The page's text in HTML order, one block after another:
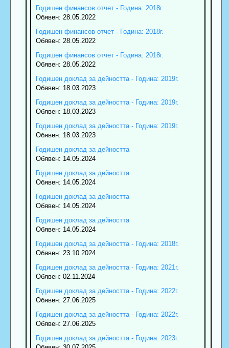
Годишен финансов отчет - Година: 2018г.
Обявен: 28.05.2022
Годишен финансов отчет - Година: 2018г.
Обявен: 28.05.2022
Годишен финансов отчет - Година: 2018г.
Обявен: 28.05.2022
Годишен доклад за дейността - Година: 2019г.
Обявен: 18.03.2023
Годишен доклад за дейността - Година: 2019г.
Обявен: 18.03.2023
Годишен доклад за дейността - Година: 2019г.
Обявен: 18.03.2023
Годишен доклад за дейността
Обявен: 14.05.2024
Годишен доклад за дейността
Обявен: 14.05.2024
Годишен доклад за дейността
Обявен: 14.05.2024
Годишен доклад за дейността
Обявен: 14.05.2024
Годишен доклад за дейността - Година: 2018г.
Обявен: 23.10.2024
Годишен доклад за дейността - Година: 2021г.
Обявен: 02.11.2024
Годишен доклад за дейността - Година: 2022г.
Обявен: 27.06.2025
Годишен доклад за дейността - Година: 2022г.
Обявен: 27.06.2025
Годишен доклад за дейността - Година: 2023г.